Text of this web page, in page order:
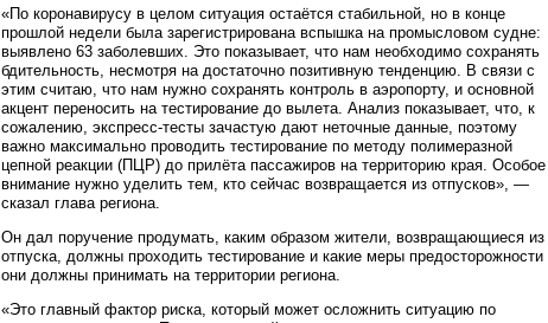
«По коронавирусу в целом ситуация остаётся стабильной, но в конце
прошлой недели была зарегистрирована вспышка на промысловом судне:
выявлено 63 заболевших. Это показывает, что нам необходимо сохранять
бдительность, несмотря на достаточно позитивную тенденцию. В связи с
этим считаю, что нам нужно сохранять контроль в аэропорту, и основной
акцент переносить на тестирование до вылета. Анализ показывает, что, к
сожалению, экспресс-тесты зачастую дают неточные данные, поэтому
важно максимально проводить тестирование по методу полимеразной
цепной реакции (ПЦР) до прилёта пассажиров на территорию края. Особое
внимание нужно уделить тем, кто сейчас возвращается из отпусков», —
сказал глава региона.
Он дал поручение продумать, каким образом жители, возвращающиеся из
отпуска, должны проходить тестирование и какие меры предосторожности
они должны принимать на территории региона.
«Это главный фактор риска, который может осложнить ситуацию по